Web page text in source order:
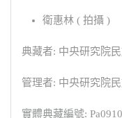
衛惠林 ( 拍攝 )
典藏者: 中央研究院
管理者: 中央研究院
實體典藏編號: Pa0910